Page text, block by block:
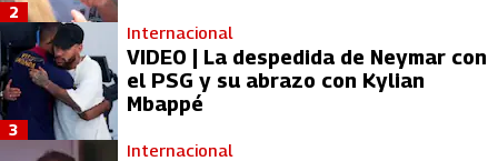
2
Internacional
VIDEO | La despedida de Neymar con
el PSG y su abrazo con Kylian
Mbappé
3
Internacional